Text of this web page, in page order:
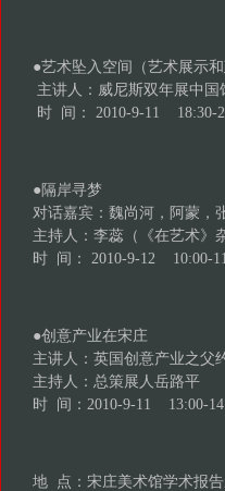
●艺术坠入空间（艺术展示和
主讲人：威尼斯双年展中国
时 间： 2010-9-11 18:30-
●隔岸寻梦
对话嘉宾：魏尚河，阿蒙，
主持人：李蕊（《在艺术》
时 间： 2010-9-12 10:00-
●创意产业在宋庄
主讲人：英国创意产业之父
主持人：总策展人岳路平
时 间：2010-9-11 13:00-
地 点：宋庄美术馆学